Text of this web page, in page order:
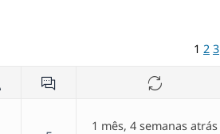
1 2 3
1 mês, 4 semanas atrás